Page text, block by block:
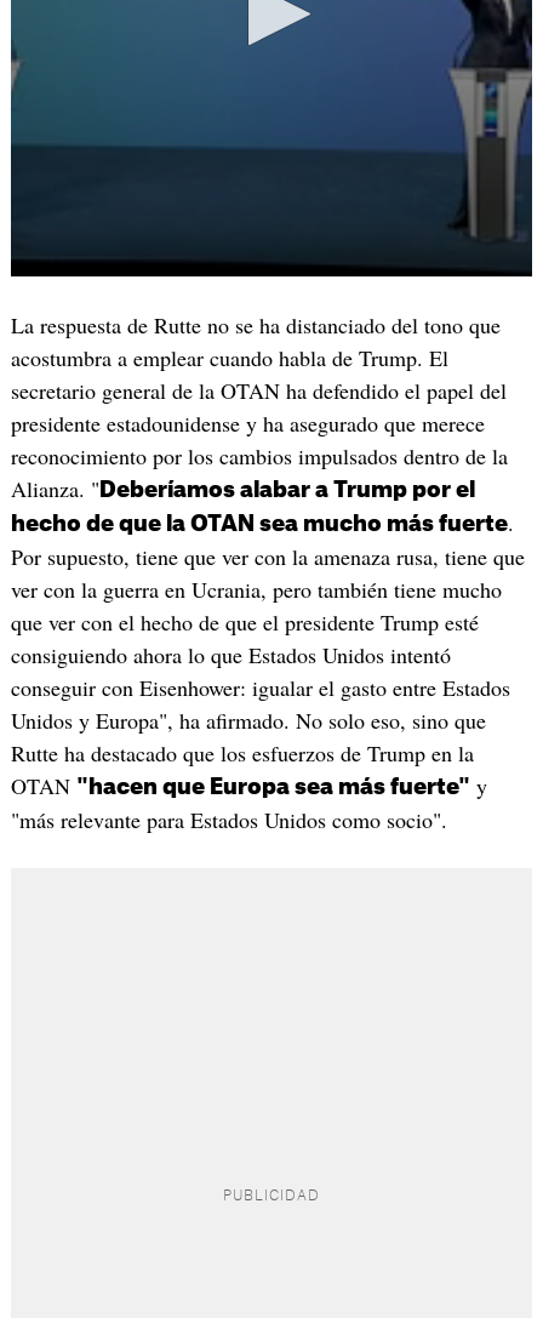
La respuesta de Rutte no se ha distanciado del tono que
acostumbra a emplear cuando habla de Trump. El
secretario general de la OTAN ha defendido el papel del
presidente estadounidense y ha asegurado que merece
reconocimiento por los cambios impulsados dentro de la
Alianza. " Deberíamos alabar a Trump por el
hecho de que la OTAN sea mucho más fuerte.
Por supuesto, tiene que ver con la amenaza rusa, tiene que
ver con la guerra en Ucrania, pero también tiene mucho
que ver con el hecho de que el presidente Trump esté
consiguiendo ahora lo que Estados Unidos intentó
conseguir con Eisenhower: igualar el gasto entre Estados
Unidos y Europa", ha afirmado. No solo eso, sino que
Rutte ha destacado que los esfuerzos de Trump en la
OTAN "hacen que Europa sea más fuerte" y
"más relevante para Estados Unidos como socio".